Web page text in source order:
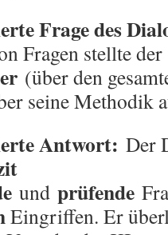
Frage des
Fragen stellte der
(über den
seine Methodik
Antwort: Der
und prüfende
Eingriffen. Er